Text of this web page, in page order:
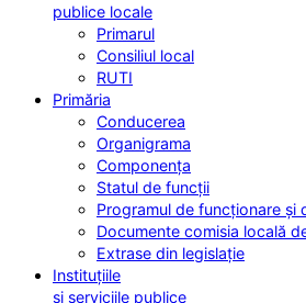
publice locale
Primarul
Consiliul local
RUTI
Primăria
Conducerea
Organigrama
Componența
Statul de funcții
Programul de funcționare și
Documente comisia locală
Extrase din legislație
Instituțiile
și serviciile publice